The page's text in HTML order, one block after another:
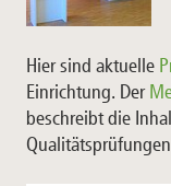
Hier sind aktuelle
Einrichtung. Der
beschreibt die